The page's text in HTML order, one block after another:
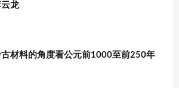
云龙
古材料的角度看公元前1000至前250年